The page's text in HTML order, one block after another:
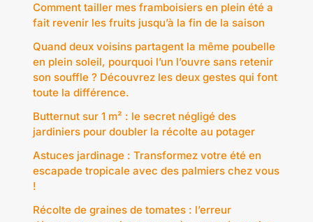
Comment tailler mes framboisiers en plein été a
fait revenir les fruits jusqu’à la fin de la saison
Quand deux voisins partagent la même poubelle
en plein soleil, pourquoi l’un l’ouvre sans retenir
son souffle ? Découvrez les deux gestes qui font
toute la différence.
Butternut sur 1 m² : le secret négligé des
jardiniers pour doubler la récolte au potager
Astuces jardinage : Transformez votre été en
escapade tropicale avec des palmiers chez vous
!
Récolte de graines de tomates : l’erreur